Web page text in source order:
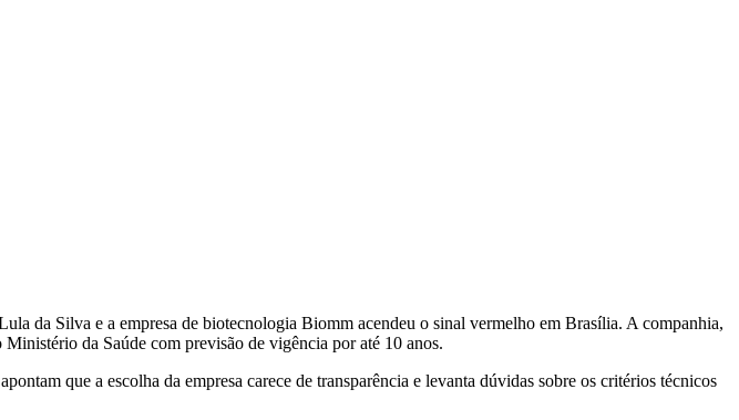
da Silva e a empresa de biotecnologia Biomm acendeu o sinal vermelho em Brasília. A companhia,
da Saúde com previsão de vigência por até 10 anos.
que a escolha da empresa carece de transparência e levanta dúvidas sobre os critérios técnicos